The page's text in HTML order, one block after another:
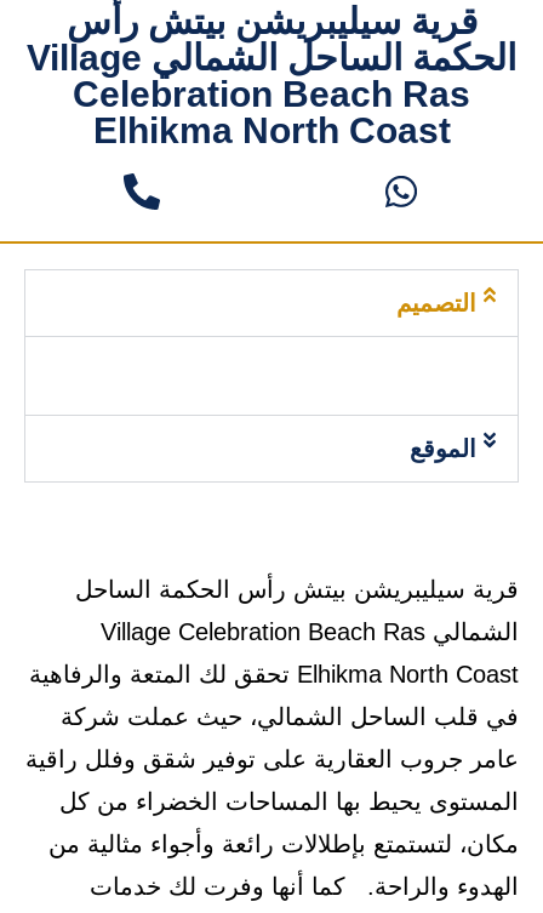
قرية سيليبريشن بيتش رأس
الحكمة الساحل الشمالي Village
Celebration Beach Ras
Elhikma North Coast
التصميم
الموقع
قرية سيليبريشن بيتش رأس الحكمة الساحل
الشمالي Village Celebration Beach Ras
Elhikma North Coast تحقق لك المتعة والرفاهية
في قلب الساحل الشمالي، حيث عملت شركة
عامر جروب العقارية على توفير شقق وفلل راقية
المستوى يحيط بها المساحات الخضراء من كل
مكان، لتستمتع بإطلالات رائعة وأجواء مثالية من
الهدوء والراحة. كما أنها وفرت لك خدمات